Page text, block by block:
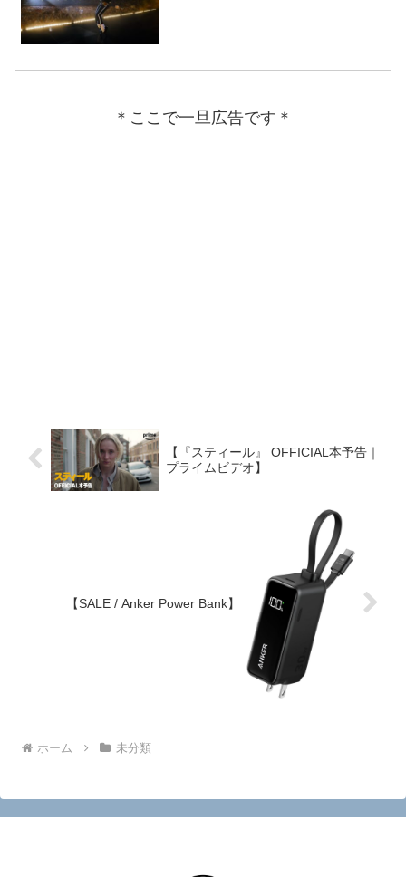
＊ここで一旦広告です＊
【『スティール』 OFFICIAL本予告｜
プライムビデオ】
【SALE / Anker Power Bank】
ホーム 未分類